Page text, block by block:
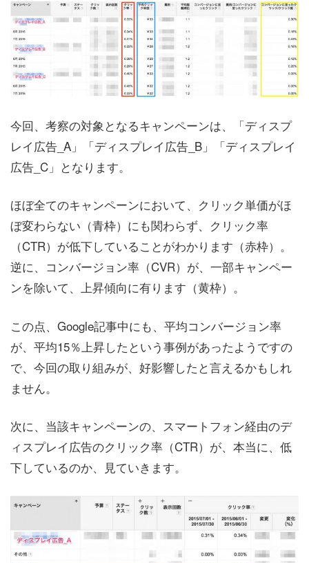
今回、考察の対象となるキャンペーンは、「ディスプ
レイ広告_A」「ディスプレイ広告_B」「ディスプレイ
広告_C」となります。
ほぼ全てのキャンペーンにおいて、クリック単価がほ
ぼ変わらない（青枠）にも関わらず、クリック率
（CTR）が低下していることがわかります（赤枠）。
逆に、コンバージョン率（CVR）が、一部キャンペー
ンを除いて、上昇傾向に有ります（黄枠）。
この点、Google記事中にも、平均コンバージョン率
が、平均15％上昇したという事例があったようですの
で、今回の取り組みが、好影響したと言えるかもしれ
ません。
次に、当該キャンペーンの、スマートフォン経由のデ
ィスプレイ広告のクリック率（CTR）が、本当に、低
下しているのか、見ていきます。